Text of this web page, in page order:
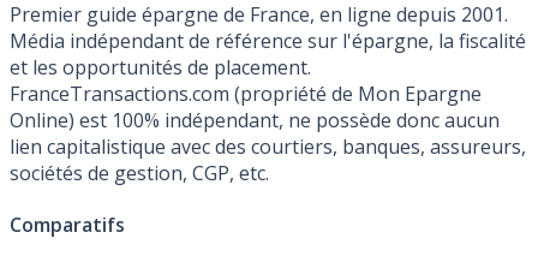
Premier guide épargne de France, en ligne depuis 2001.
Média indépendant de référence sur l'épargne, la fiscalité
et les opportunités de placement.
FranceTransactions.com (propriété de Mon Epargne
Online) est 100% indépendant, ne possède donc aucun
lien capitalistique avec des courtiers, banques, assureurs,
sociétés de gestion, CGP, etc.
Comparatifs